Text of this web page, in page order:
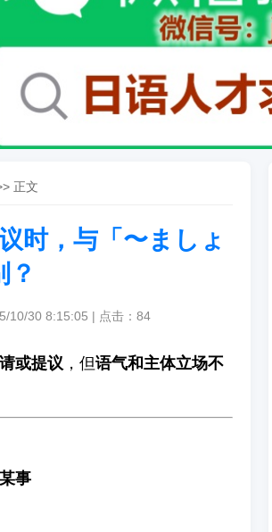
正文
时，与「〜ましょ
？
10/30 8:15:05 | 点击： 84
或提议 ，但语气和主体立场不
事